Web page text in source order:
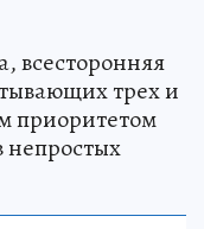
всесторонняя
трех и
приоритетом
непростых